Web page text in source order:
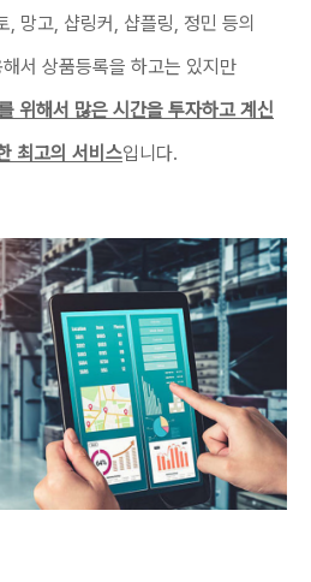
, 망고, 샵링커, 샵플링, 정민 등의
서 상품등록을 하고는 있지만
위해서 많은 시간을 투자하고 계신
최고의 서비스입니다.